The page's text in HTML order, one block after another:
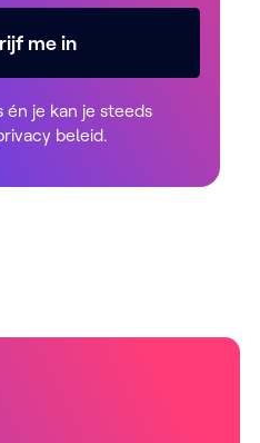
me in
én je kan je steeds
beleid.